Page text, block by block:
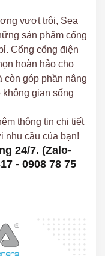
vượt trội, Sea
sản phẩm cổng
Cổng cổng điện
hoàn hảo cho
còn góp phần nâng
gian sống
thông tin chi tiết
nhu cầu của bạn!
24/7. (Zalo-
- 0908 78 75